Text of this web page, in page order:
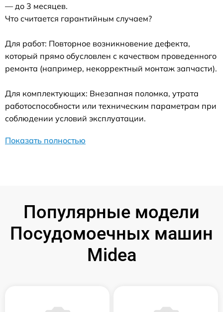
— до 3 месяцев.
Что считается гарантийным случаем?
Для работ: Повторное возникновение дефекта,
который прямо обусловлен с качеством проведенного
ремонта (например, некорректный монтаж запчасти).
Для комплектующих: Внезапная поломка, утрата
работоспособности или техническим параметрам при
соблюдении условий эксплуатации.
Показать полностью
Популярные модели
Посудомоечных машин
Midea